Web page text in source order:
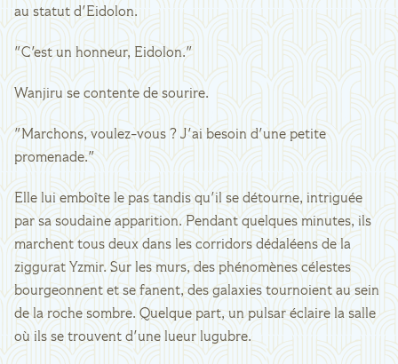
au statut d'Eidolon.
"C'est un honneur, Eidolon."
Wanjiru se contente de sourire.
"Marchons, voulez-vous ? J'ai besoin d'une petite
promenade."
Elle lui emboîte le pas tandis qu'il se détourne, intriguée
par sa soudaine apparition. Pendant quelques minutes, ils
marchent tous deux dans les corridors dédaléens de la
ziggurat Yzmir. Sur les murs, des phénomènes célestes
bourgeonnent et se fanent, des galaxies tournoient au sein
de la roche sombre. Quelque part, un pulsar éclaire la salle
où ils se trouvent d'une lueur lugubre.